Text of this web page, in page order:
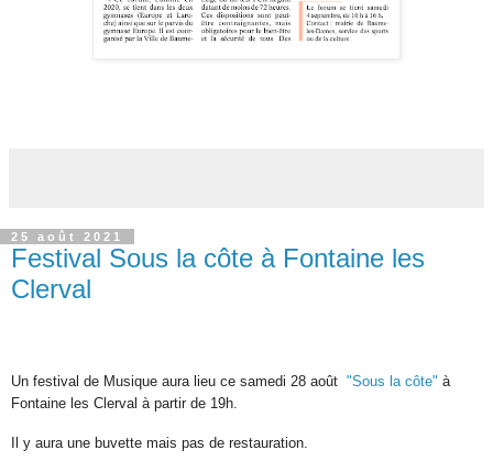
25 août 2021
Festival Sous la côte à Fontaine les
Clerval
Un festival de Musique aura lieu ce samedi 28 août "Sous la côte" à
Fontaine les Clerval à partir de 19h.
Il y aura une buvette mais pas de restauration.